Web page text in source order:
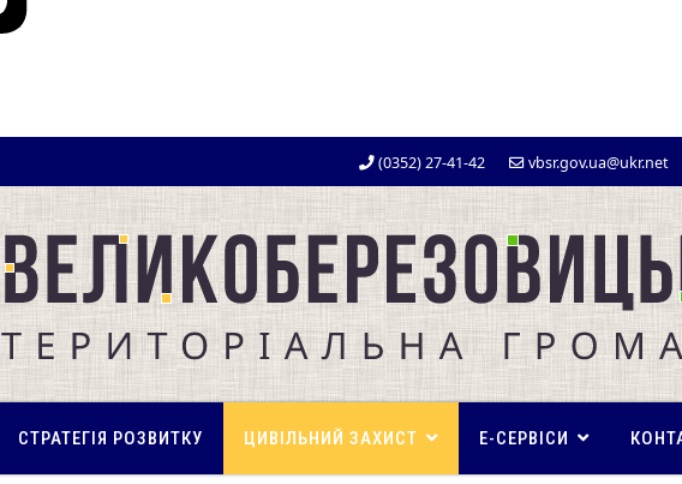
(0352) 27-41-42 vbsr.gov.ua@ukr.net
СТРАТЕГІЯ РОЗВИТКУ ЦИВІЛЬНИЙ ЗАХИСТ E-СЕРВІСИ